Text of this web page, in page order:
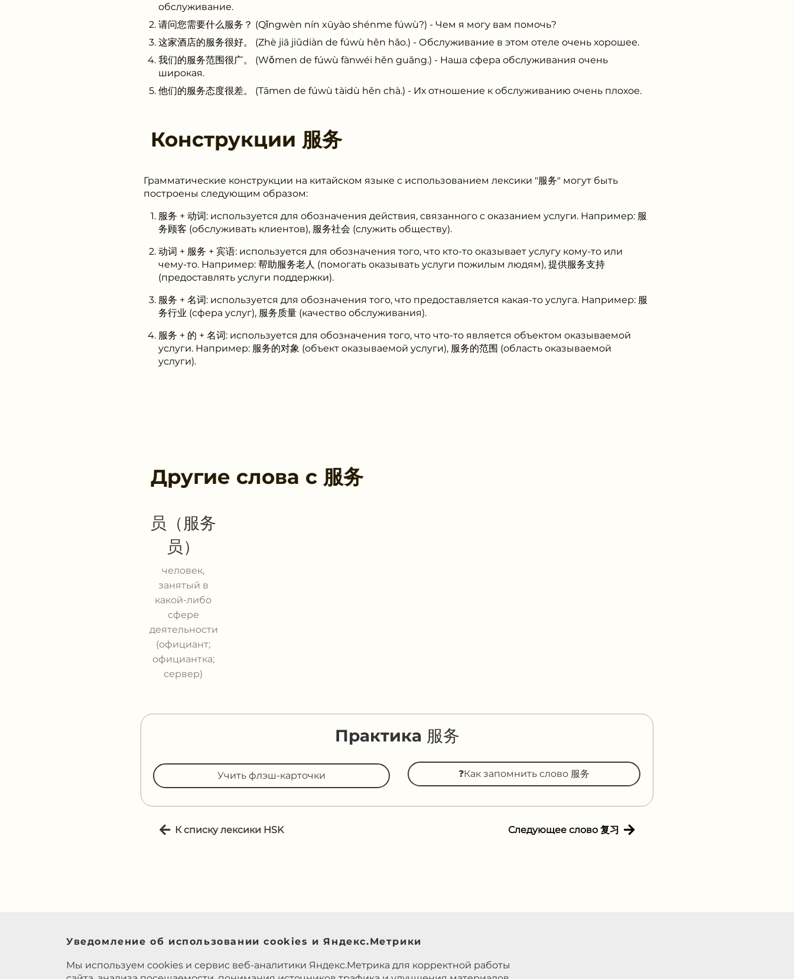
обслуживание.
请问您需要什么服务？ (Qǐngwèn nín xūyào shénme fúwù?) - Чем я могу вам помочь?
这家酒店的服务很好。 (Zhè jiā jiǔdiàn de fúwù hěn hǎo.) - Обслуживание в этом отеле очень хорошее.
我们的服务范围很广。 (Wǒmen de fúwù fànwéi hěn guǎng.) - Наша сфера обслуживания очень
широкая.
他们的服务态度很差。 (Tāmen de fúwù tàidù hěn chà.) - Их отношение к обслуживанию очень плохое.
Конструкции 服务
Грамматические конструкции на китайском языке с использованием лексики "服务" могут быть
построены следующим образом:
服务 + 动词: используется для обозначения действия, связанного с оказанием услуги. Например: 服
务顾客 (обслуживать клиентов), 服务社会 (служить обществу).
动词 + 服务 + 宾语: используется для обозначения того, что кто-то оказывает услугу кому-то или
чему-то. Например: 帮助服务老人 (помогать оказывать услуги пожилым людям), 提供服务支持
(предоставлять услуги поддержки).
服务 + 名词: используется для обозначения того, что предоставляется какая-то услуга. Например: 服
务行业 (сфера услуг), 服务质量 (качество обслуживания).
服务 + 的 + 名词: используется для обозначения того, что что-то является объектом оказываемой
услуги. Например: 服务的对象 (объект оказываемой услуги), 服务的范围 (область оказываемой
услуги).
Другие слова с 服务
员（服务
员）
человек,
занятый в
какой-либо
сфере
деятельности
(официант;
официантка;
сервер)
Практика 服务
Учить флэш-карточки ❓Как запомнить слово 服务
К списку лексики HSK Следующее слово 复习
Уведомление об использовании cookies и Яндекс.Метрики
Мы используем cookies и сервис веб-аналитики Яндекс.Метрика для корректной работы